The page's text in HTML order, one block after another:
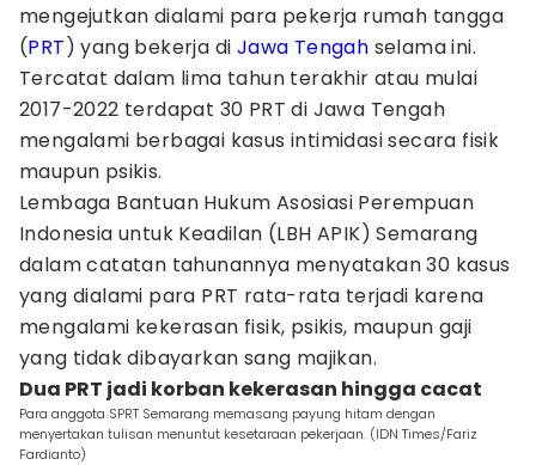
mengejutkan dialami para pekerja rumah tangga
(PRT) yang bekerja di Jawa Tengah selama ini.
Tercatat dalam lima tahun terakhir atau mulai
2017-2022 terdapat 30 PRT di Jawa Tengah
mengalami berbagai kasus intimidasi secara fisik
maupun psikis.
Lembaga Bantuan Hukum Asosiasi Perempuan
Indonesia untuk Keadilan (LBH APIK) Semarang
dalam catatan tahunannya menyatakan 30 kasus
yang dialami para PRT rata-rata terjadi karena
mengalami kekerasan fisik, psikis, maupun gaji
yang tidak dibayarkan sang majikan.
Dua PRT jadi korban kekerasan hingga cacat
Para anggota SPRT Semarang memasang payung hitam dengan
menyertakan tulisan menuntut kesetaraan pekerjaan. (IDN Times/Fariz
Fardianto)